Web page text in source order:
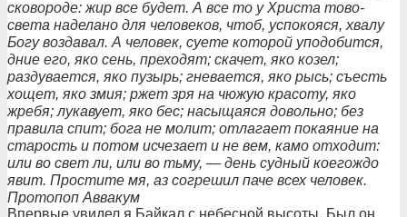
сковороде: жир все будет. А все то у Христа тово-
света наделано для человеков, чтоб, успокояся, хвалу
Богу воздавал. А человек, суете которой уподобится,
дние его, яко сень, преходят; скачет, яко козел;
раздувается, яко пузырь; гневается, яко рысь; съесть
хощет, яко змия; ржет зря на чюжую красоту, яко
жребя; лукавует, яко бес; насыщаяся довольно; без
правила спит; бога не молит; отлагает покаяние на
старость и потом исчезает и не вем, камо отходит:
или во свет ли, или во тьму, — день судный коегождо
явит. Простите мя, аз согрешил паче всех человек.
Протопоп Аввакум
Впервые увидел я Байкал с небесной высоты. Был он